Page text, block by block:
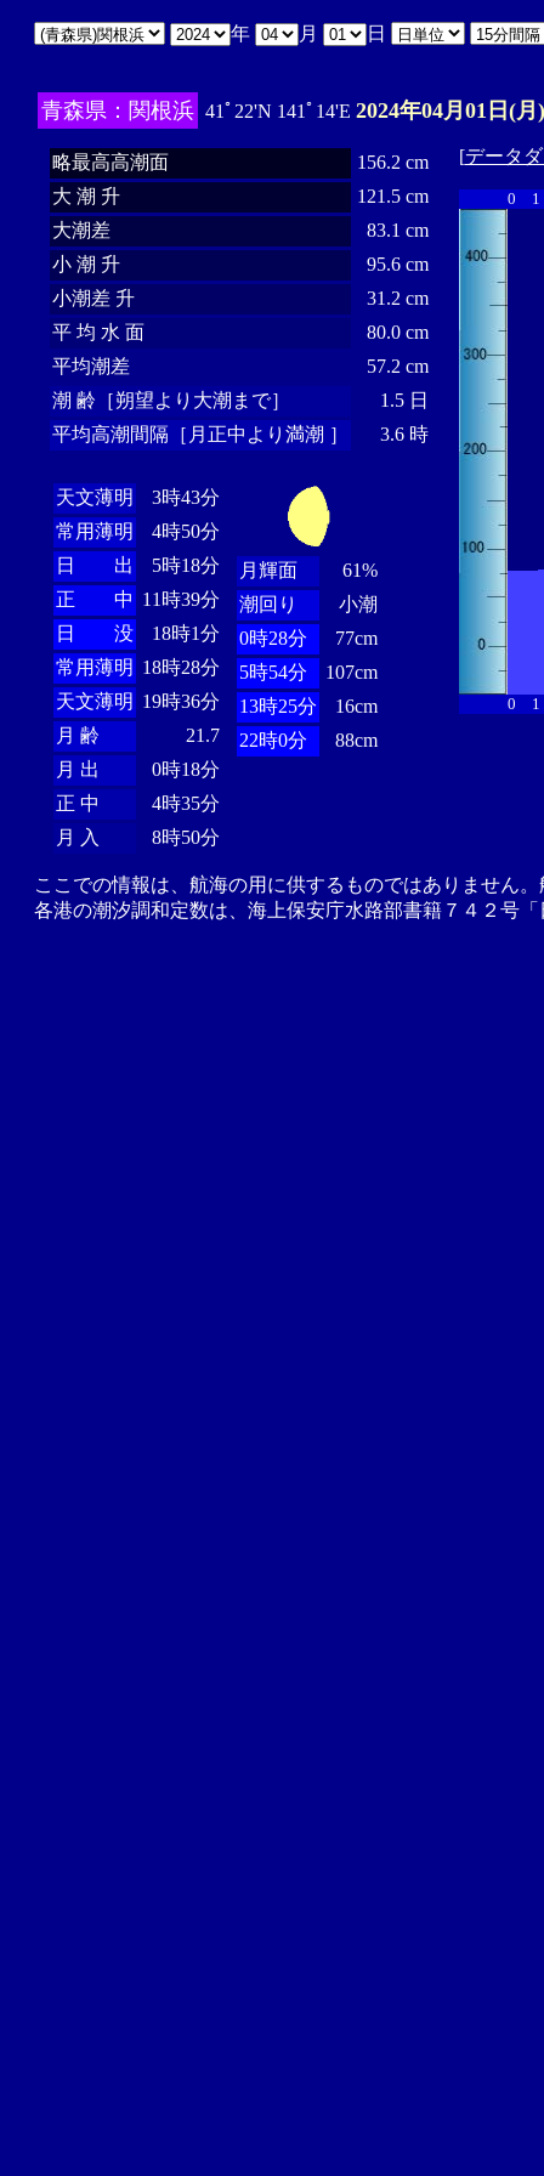
年 月 日
青森県：関根浜 41ﾟ22'N 141ﾟ14'E 2024年04月01日(月)
略最高高潮面
156.2 cm
大 潮 升
121.5 cm
大潮差
83.1 cm
小 潮 升
95.6 cm
小潮差 升
31.2 cm
平 均 水 面
80.0 cm
平均潮差
57.2 cm
潮 齢［朔望より大潮まで］
1.5 日
平均高潮間隔［月正中より満潮 ］
3.6 時
天文薄明
3時43分
常用薄明
4時50分
日 出
5時18分
正 中 11時39分
日 没
18時1分
常用薄明 18時28分
天文薄明 19時36分
月 齢
21.7
月 出
0時18分
正 中
4時35分
月 入
8時50分
月輝面
61%
潮回り
小潮
0時28分
77cm
5時54分
107cm
13時25分
16cm
22時0分
88cm
[データ
0 1
0 1
ここでの情報は、航海の用に供するものではありません
各港の潮汐調和定数は、海上保安庁水路部書籍７４２号